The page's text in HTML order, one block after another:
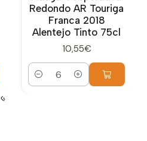
Redondo AR Touriga
Franca 2018
Alentejo Tinto 75cl
10,55€
Quantidade